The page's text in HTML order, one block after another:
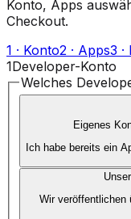
Konto, Apps
Checkout.
1 · Konto2 · Apps3 ·
1Developer-Konto
Welches
Eigenes
Ich habe bereits ein
Wir